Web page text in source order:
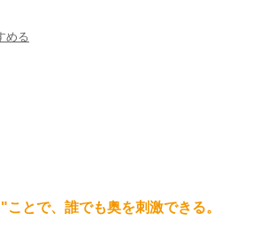
める
とで、誰でも奥を刺激できる。